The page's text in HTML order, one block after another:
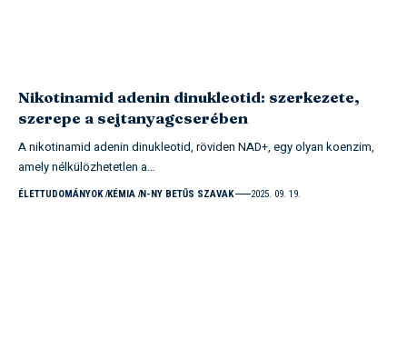
Nikotinamid adenin dinukleotid: szerkezete,
szerepe a sejtanyagcserében
A nikotinamid adenin dinukleotid, röviden NAD+, egy olyan koenzim,
amely nélkülözhetetlen a…
ÉLETTUDOMÁNYOK KÉMIA N-NY BETŰS SZAVAK 2025. 09. 19.